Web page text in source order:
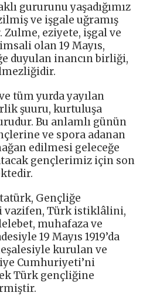
gururunu yaşadığımız
ve işgale uğramış
eziyete, işgal ve
olan 19 Mayıs,
duyulan inancın birliği,
tüm yurda yayılan
şuuru, kurtuluşa
Bu anlamlı günün
ve spora adanan
edilmesi geleceğe
gençlerimiz için son
Gençliğe
vazifen, Türk istiklâlini,
muhafaza ve
19 Mayıs 1919’da
kurulan ve
Cumhuriyeti’ni
Türk gençliğine